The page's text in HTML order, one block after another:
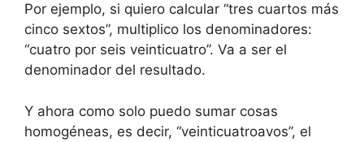
Por ejemplo, si quiero calcular “tres cuartos más
cinco sextos”, multiplico los denominadores:
“cuatro por seis veinticuatro”. Va a ser el
denominador del resultado.
Y ahora como solo puedo sumar cosas
homogéneas, es decir, “veinticuatroavos”, el